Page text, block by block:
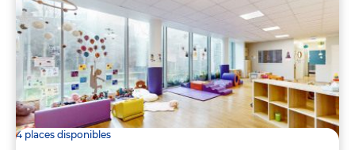
4 places disponibles